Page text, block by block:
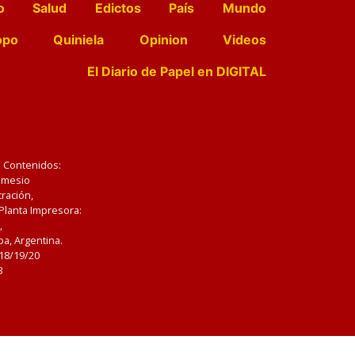
Salud Edictos País
Mundo
Quiniela Opinion
Videos
El Diario de Papel en DIGITAL
Impresora:
Argentina.
19/20